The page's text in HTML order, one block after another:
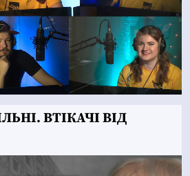
ВТІКАЧІ ВІД